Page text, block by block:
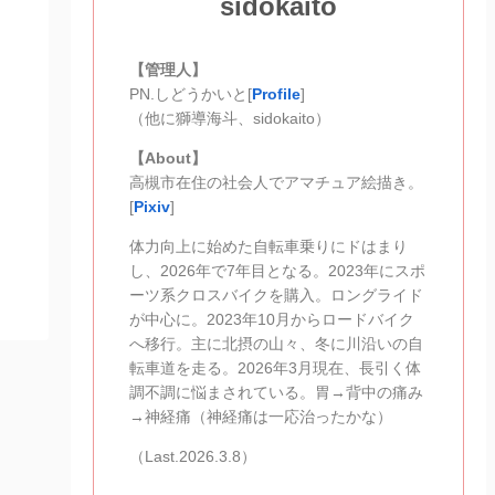
sidokaito
【管理人】
PN.しどうかいと[Profile]
（他に獅導海斗、sidokaito）
【About】
高槻市在住の社会人でアマチュア絵描き。
[Pixiv]
体力向上に始めた自転車乗りにドはまり
し、2026年で7年目となる。2023年にスポ
ーツ系クロスバイクを購入。ロングライド
が中心に。2023年10月からロードバイク
へ移行。主に北摂の山々、冬に川沿いの自
転車道を走る。2026年3月現在、長引く体
調不調に悩まされている。胃→背中の痛み
→神経痛（神経痛は一応治ったかな）
（Last.2026.3.8）